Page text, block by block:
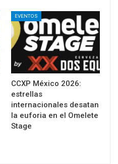
EVENTOS
CCXP México 2026:
estrellas
internacionales desatan
la euforia en el Omelete
Stage